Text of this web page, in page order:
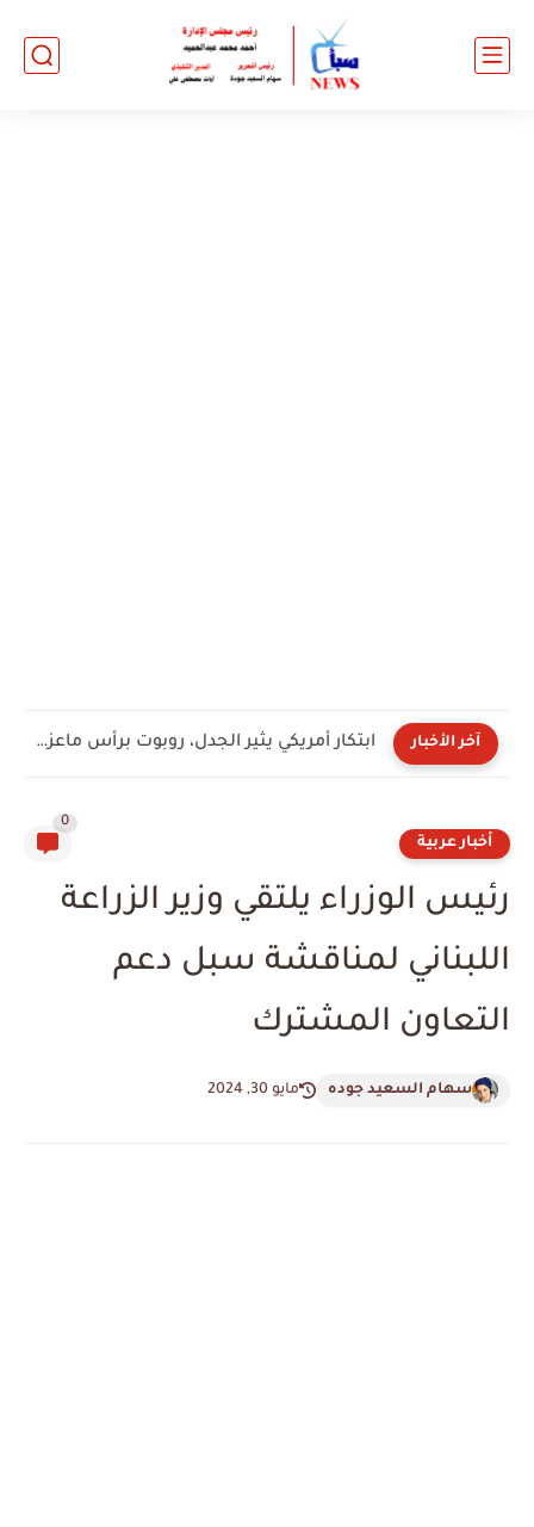
آخر الأخبار ابتكار أمريكي يثير الجدل، روبوت برأس ماعز لتنفيذ المهام عالية...
أخبار عربية
0
رئيس الوزراء يلتقي وزير الزراعة
اللبناني لمناقشة سبل دعم
التعاون المشترك
سهام السعيد جوده مايو 30, 2024